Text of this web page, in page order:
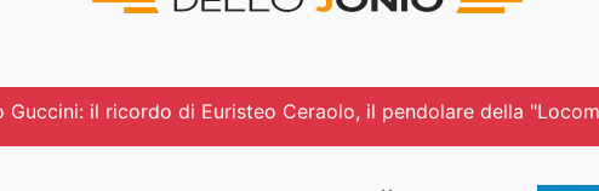
Guccini: il ricordo di Euristeo Ceraolo, il pendolare della